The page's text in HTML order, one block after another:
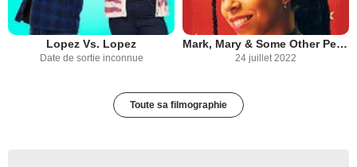
Lopez Vs. Lopez
Date de sortie inconnue
Mark, Mary & Some Other People
24 juillet 2022
Toute sa filmographie